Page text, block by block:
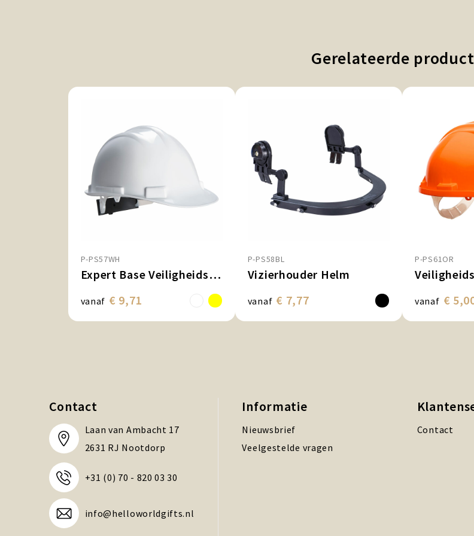
Gerelateerde
P-PS57WH
Expert Base Veiligheidshelm met draaiknop
vanaf € 9,71
P-PS58BL
Vizierhouder Helm
vanaf € 7,77
P-PS61OR
vanaf €
Contact
Laan van Ambacht 17
2631 RJ Nootdorp
+31 (0) 70 - 820 03 30
info@helloworldgifts.nl
Informatie
Nieuwsbrief
Veelgestelde vragen
Contact